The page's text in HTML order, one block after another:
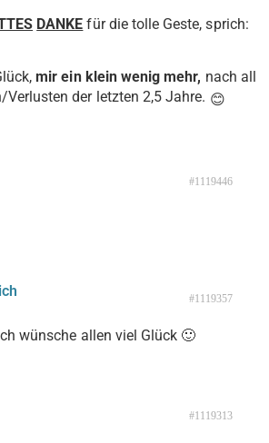
DANKE für die tolle Geste, sprich:
mir ein klein wenig mehr, nach all
der letzten 2,5 Jahre. 😊
#1119446
#1119357
wünsche allen viel Glück 🙂
#1119313